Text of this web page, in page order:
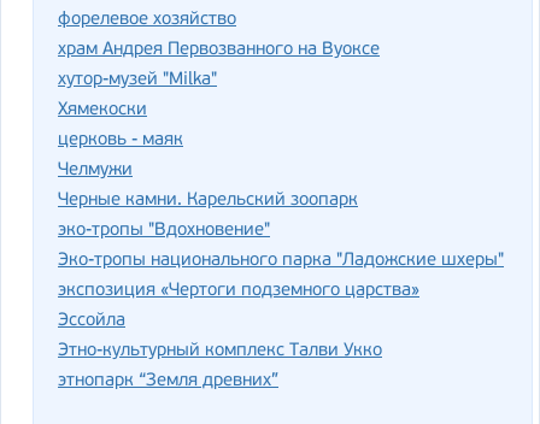
форелевое хозяйство
храм Андрея Первозванного на Вуоксе
хутор-музей "Milka"
Хямекоски
церковь - маяк
Челмужи
Черные камни. Карельский зоопарк
эко-тропы "Вдохновение"
Эко-тропы национального парка "Ладожские шхеры"
экспозиция «Чертоги подземного царства»
Эссойла
Этно-культурный комплекс Талви Укко
этнопарк “Земля древних”